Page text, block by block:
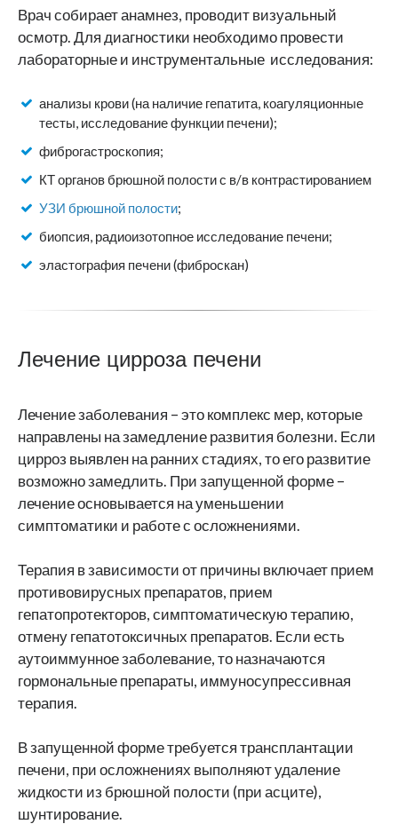
Врач собирает анамнез, проводит визуальный
осмотр. Для диагностики необходимо провести
лабораторные и инструментальные исследования:
анализы крови (на наличие гепатита, коагуляционные
тесты, исследование функции печени);
фиброгастроскопия;
КТ органов брюшной полости с в/в контрастированием
УЗИ брюшной полости;
биопсия, радиоизотопное исследование печени;
эластография печени (фиброскан)
Лечение цирроза печени
Лечение заболевания – это комплекс мер, которые
направлены на замедление развития болезни. Если
цирроз выявлен на ранних стадиях, то его развитие
возможно замедлить. При запущенной форме –
лечение основывается на уменьшении
симптоматики и работе с осложнениями.
Терапия в зависимости от причины включает прием
противовирусных препаратов, прием
гепатопротекторов, симптоматическую терапию,
отмену гепатотоксичных препаратов. Если есть
аутоиммунное заболевание, то назначаются
гормональные препараты, иммуносупрессивная
терапия.
В запущенной форме требуется трансплантации
печени, при осложнениях выполняют удаление
жидкости из брюшной полости (при асците),
шунтирование.